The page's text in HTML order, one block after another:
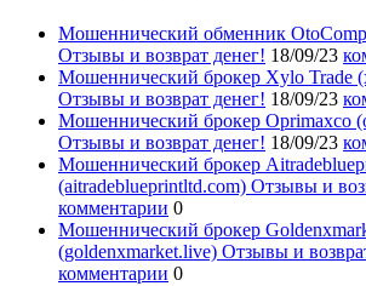
Мошеннический обменник
Отзывы и возврат денег! 18/09/23
Мошеннический брокер Xylo Trade
Отзывы и возврат денег! 18/09/23
Мошеннический брокер Oprimaxco
Отзывы и возврат денег! 18/09/23
Мошеннический брокер
(aitradeblueprintltd.com) Отзывы и
комментарии 0
Мошеннический брокер
(goldenxmarket.live) Отзывы и
комментарии 0